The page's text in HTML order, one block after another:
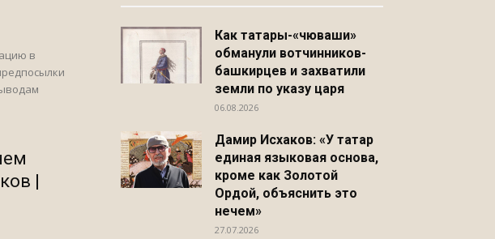
в
|
Как татары-«чюваши»
обманули вотчинников-
башкирцев и захватили
земли по указу царя
06.08.2026
Дамир Исхаков: «У татар
единая языковая основа,
кроме как Золотой
Ордой, объяснить это
нечем»
27.07.2026